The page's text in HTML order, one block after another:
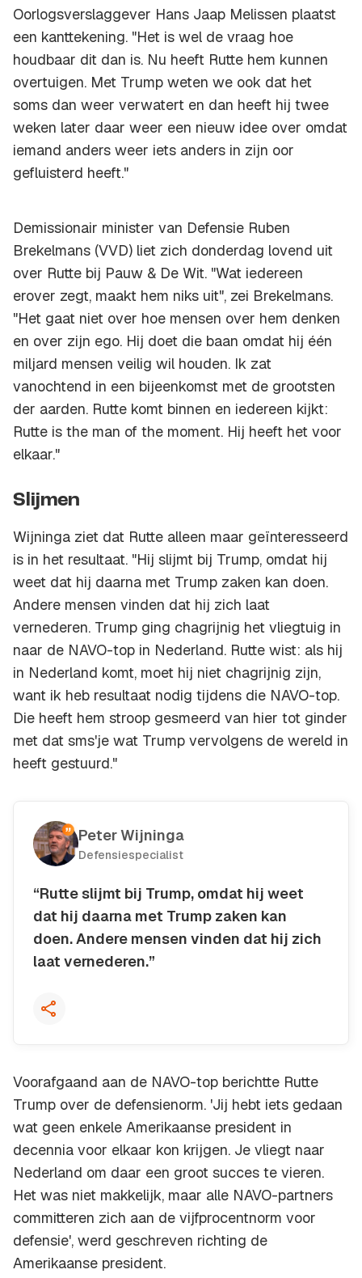
Oorlogsverslaggever Hans Jaap Melissen plaatst
een kanttekening. "Het is wel de vraag hoe
houdbaar dit dan is. Nu heeft Rutte hem kunnen
overtuigen. Met Trump weten we ook dat het
soms dan weer verwatert en dan heeft hij twee
weken later daar weer een nieuw idee over omdat
iemand anders weer iets anders in zijn oor
gefluisterd heeft."
Demissionair minister van Defensie Ruben
Brekelmans (VVD) liet zich donderdag lovend uit
over Rutte bij Pauw & De Wit. "Wat iedereen
erover zegt, maakt hem niks uit", zei Brekelmans.
"Het gaat niet over hoe mensen over hem denken
en over zijn ego. Hij doet die baan omdat hij één
miljard mensen veilig wil houden. Ik zat
vanochtend in een bijeenkomst met de grootsten
der aarden. Rutte komt binnen en iedereen kijkt:
Rutte is the man of the moment. Hij heeft het voor
elkaar."
Slijmen
Wijninga ziet dat Rutte alleen maar geïnteresseerd
is in het resultaat. "Hij slijmt bij Trump, omdat hij
weet dat hij daarna met Trump zaken kan doen.
Andere mensen vinden dat hij zich laat
vernederen. Trump ging chagrijnig het vliegtuig in
naar de NAVO-top in Nederland. Rutte wist: als hij
in Nederland komt, moet hij niet chagrijnig zijn,
want ik heb resultaat nodig tijdens die NAVO-top.
Die heeft hem stroop gesmeerd van hier tot ginder
met dat sms'je wat Trump vervolgens de wereld in
heeft gestuurd."
Peter Wijninga
Defensiespecialist
“Rutte slijmt bij Trump, omdat hij weet
dat hij daarna met Trump zaken kan
doen. Andere mensen vinden dat hij zich
laat vernederen.”
Kopieer quote
Voorafgaand aan de NAVO-top berichtte Rutte
Trump over de defensienorm. 'Jij hebt iets gedaan
wat geen enkele Amerikaanse president in
decennia voor elkaar kon krijgen. Je vliegt naar
Nederland om daar een groot succes te vieren.
Het was niet makkelijk, maar alle NAVO-partners
committeren zich aan de vijfprocentnorm voor
defensie', werd geschreven richting de
Amerikaanse president.